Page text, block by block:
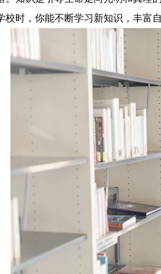
校时，你能不断学习新知识，丰富